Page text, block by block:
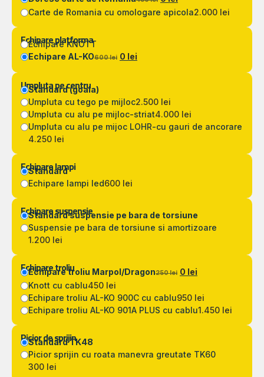
Carte de Romania cu omologare apicola2.000 lei
Echipare platforma
Echipare KNOTT
Echipare AL-KO600 lei 0 lei
Umpluta pe centru
Standard (goala)
Umpluta cu tego pe mijloc2.500 lei
Umpluta cu alu pe mijloc-striat4.000 lei
Umpluta cu alu pe mijoc LOHR-cu gauri de ancorare
4.250 lei
Echipare lampi
Standard
Echipare lampi led600 lei
Echipare suspensie
Standard suspensie pe bara de torsiune
Suspensie pe bara de torsiune si amortizoare
1.200 lei
Echipare troliu
Echipare troliu Marpol/Dragon250 lei 0 lei
Knott cu cablu450 lei
Echipare troliu AL-KO 900C cu cablu950 lei
Echipare troliu AL-KO 901A PLUS cu cablu1.450 lei
Picior de sprijin
Standard TK48
Picior sprijin cu roata manevra greutate TK60
300 lei